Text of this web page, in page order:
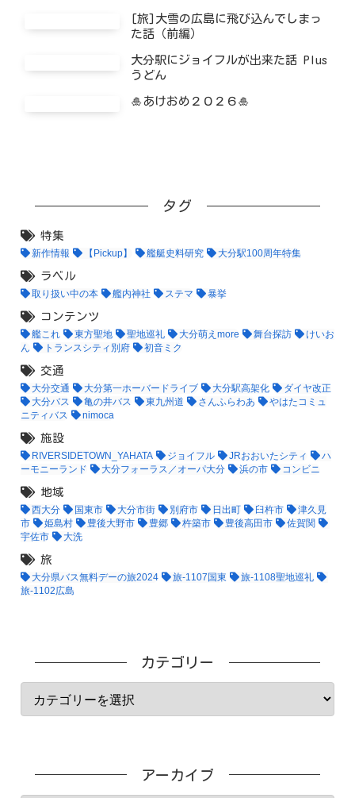
[旅]大雪の広島に飛び込んでしまっ
た話（前編）
大分駅にジョイフルが出来た話 Plus
うどん
🎍あけおめ２０２６🎍
タグ
特集
新作情報 【Pickup】 艦艇史料研究 大分駅100周年特集
ラベル
取り扱い中の本 艦内神社 ステマ 暴挙
コンテンツ
艦これ 東方聖地 聖地巡礼 大分萌えmore 舞台探訪
けいお
ん
トランスシティ別府 初音ミク
交通
大分交通 大分第一ホーバードライブ 大分駅高架化
ダイヤ改正
大分バス
亀の井バス 東九州道 さんふらわあ
やはたコミュ
ニティバス
nimoca
施設
RIVERSIDETOWN_YAHATA ジョイフル JRおおいたシティ
ハ
ーモニーランド
大分フォーラス／オーパ大分 浜の市 コンビニ
地域
西大分 国東市 大分市街 別府市 日出町 臼杵市
津久見
市
姫島村 豊後大野市 豊郷 杵築市 豊後高田市
佐賀関
宇佐市
大洗
旅
大分県バス無料デーの旅2024 旅-1107国東
旅-1108聖地巡礼
旅-1102広島
カテゴリー
アーカイブ